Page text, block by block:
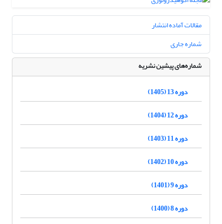
مقالات آماده انتشار
شماره جاری
شماره‌های پیشین نشریه
دوره 13 (1405)
دوره 12 (1404)
دوره 11 (1403)
دوره 10 (1402)
دوره 9 (1401)
دوره 8 (1400)